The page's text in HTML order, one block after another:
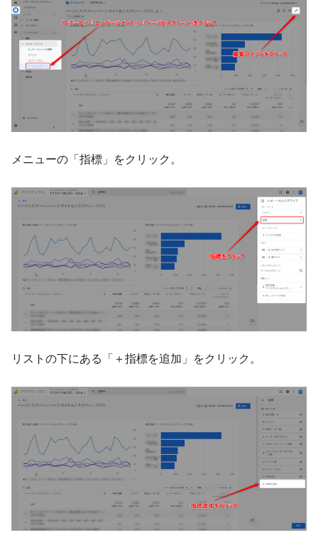
メニューの「指標」をクリック。
リストの下にある「＋指標を追加」をクリック。